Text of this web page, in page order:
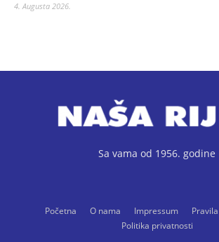
4. Augusta 2026.
Sa vama od 1956. godine
Početna O nama Impressum
Politika privatnosti